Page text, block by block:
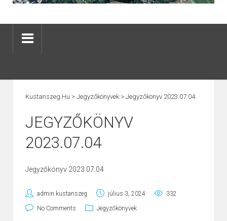
Kustanszeg.hu > Jegyzőkönyvek > Jegyzőkönyv 2023.07.04
JEGYZŐKÖNYV
2023.07.04
Jegyzőkönyv 2023.07.04
admin.kustanszeg július 3, 2024 332
No Comments Jegyzőkönyvek